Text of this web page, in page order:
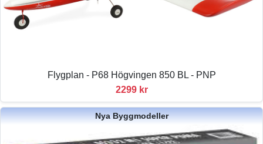
Flygplan - P68 Högvingen 850 BL - PNP
2299 kr
Nya Byggmodeller